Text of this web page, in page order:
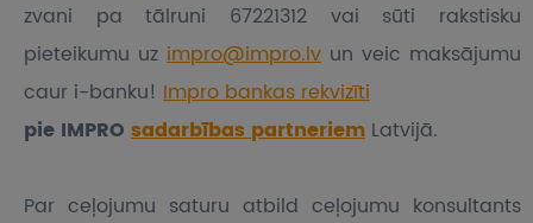
zvani pa tālruni 67221312 vai sūti rakstisku
pieteikumu uz impro@impro.lv un veic maksājumu
caur i-banku! Impro bankas rekvizīti
pie IMPRO sadarbības partneriem Latvijā.
Par ceļojumu saturu atbild ceļojumu konsultants